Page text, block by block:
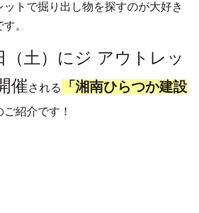
トで掘り出し物を探すのが大好き
。
（土）にジ アウトレッ
催される
「湘南ひらつか建設
ご紹介です！